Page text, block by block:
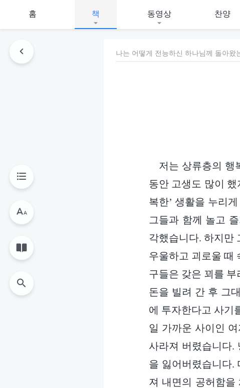
홈 책 동영상 찬양
나는 어떻게 전능하신 하나님께 돌아왔
저는 상류층의 행
동안 고생도 많이
복한’ 생활을 누리
그들과 함께 놀고
각했습니다. 하지만
우울하고 괴로울 때
구들은 갖은 꾀를 부
돈을 빌려 간 후 그
에 투자한다고 사기
일 가까운 사이인
사라져 버렸습니다.
을 잃어버렸습니다.
져 내면의 공허함을